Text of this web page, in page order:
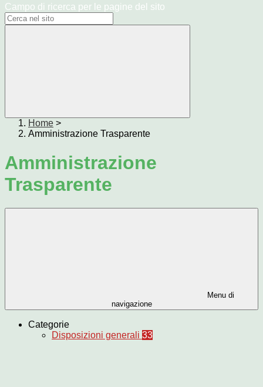
Campo di ricerca per le pagine del sito
Home >
Amministrazione Trasparente
Amministrazione
Trasparente
Menu di
navigazione
Categorie
Disposizioni generali 33